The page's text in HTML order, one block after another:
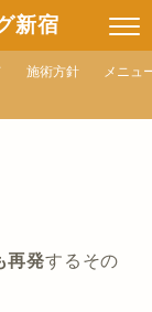
新宿
施術方針 メニュ
再発するその